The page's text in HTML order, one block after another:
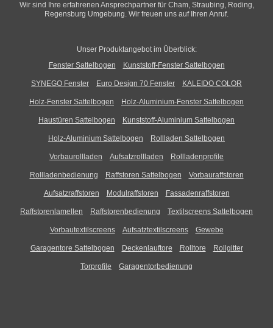
Wir sind Ihre erfahrenen Ansprechpartner für Cham, Straubing, Roding,
Regensburg Umgebung. Wir freuen uns auf Ihren Anruf.
Unser Produktangebot im Überblick:
Fenster Sattelbogen
Kunststoff-Fenster Sattelbogen
SYNEGO Fenster Euro Design 70 Fenster KALEIDO COLOR
Holz-Fenster Sattelbogen Holz-Aluminium-Fenster Sattelbogen
Haustüren Sattelbogen Kunststoff-Aluminium Sattelbogen
Holz-Aluminium Sattelbogen Rollladen Sattelbogen
Vorbaurollladen Aufsatzrollladen Rollladenprofile
Rollladenbedienung Raffstoren Sattelbogen Vorbauraffstoren
Aufsatzraffstoren Modulraffstoren Fassadenraffstoren
Raffstorenlamellen Raffstorenbedienung Textilscreens Sattelbogen
Vorbautextilscreens Aufsatztextilscreens Gewebe
Garagentore Sattelbogen Deckenlauftore Rolltore Rollgitter
Torprofile Garagentorbedienung